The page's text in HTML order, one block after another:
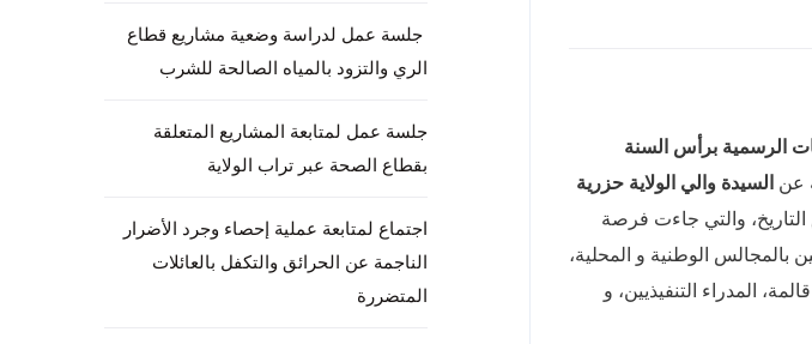
الرسمية برأس السنة
عن السيدة والي الولاية حزرية
والتي جاءت فرصة
بالمجالس الوطنية و المحلية،
المدراء التنفيذيين، و
جلسة عمل لدراسة وضعية مشاريع قطاع
الري والتزود بالمياه الصالحة للشرب
جلسة عمل لمتابعة المشاريع المتعلقة
بقطاع الصحة عبر تراب الولاية
اجتماع لمتابعة عملية إحصاء وجرد الأضرار
الناجمة عن الحرائق والتكفل بالعائلات
المتضررة